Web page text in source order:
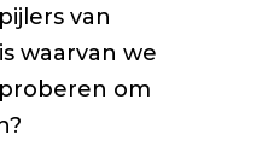
van
waarvan we
om